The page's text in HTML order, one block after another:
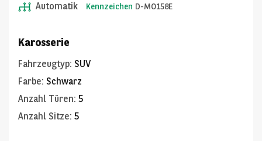
Automatik
Kennzeichen D-MO158E
Karosserie
Fahrzeugtyp: SUV
Farbe: Schwarz
Anzahl Türen: 5
Anzahl Sitze: 5